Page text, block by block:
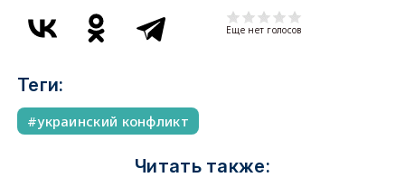
Еще нет голосов
Теги:
украинский конфликт
Читать также: